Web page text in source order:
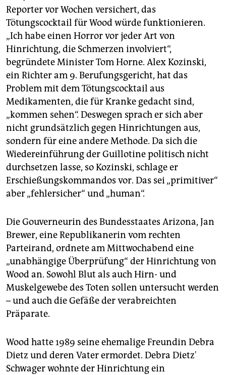
Reporter vor Wochen versichert, das
Tötungscocktail für Wood würde funktionieren.
„Ich habe einen Horror vor jeder Art von
Hinrichtung, die Schmerzen involviert“,
begründete Minister Tom Horne. Alex Kozinski,
ein Richter am 9. Berufungsgericht, hat das
Problem mit dem Tötungscocktail aus
Medikamenten, die für Kranke gedacht sind,
„kommen sehen“. Deswegen sprach er sich aber
nicht grundsätzlich gegen Hinrichtungen aus,
sondern für eine andere Methode. Da sich die
Wiedereinführung der Guillotine politisch nicht
durchsetzen lasse, so Kozinski, schlage er
Erschießungskommandos vor. Das sei „primitiver“
aber „fehlersicher“ und „human“.
Die Gouverneurin des Bundesstaates Arizona, Jan
Brewer, eine Republikanerin vom rechten
Parteirand, ordnete am Mittwochabend eine
„unabhängige Überprüfung“ der Hinrichtung von
Wood an. Sowohl Blut als auch Hirn- und
Muskelgewebe des Toten sollen untersucht werden
– und auch die Gefäße der verabreichten
Präparate.
Wood hatte 1989 seine ehemalige Freundin Debra
Dietz und deren Vater ermordet. Debra Dietz'
Schwager wohnte der Hinrichtung ein